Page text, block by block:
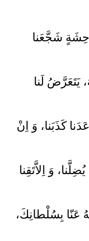
شَجَّعَنا
يَتَعَرَّضُ لَنا
كَذَبَنا، وَ اِنْ
وَ اِلاَّتَقِنا
عَنّا بِسُلْطانِكَ،